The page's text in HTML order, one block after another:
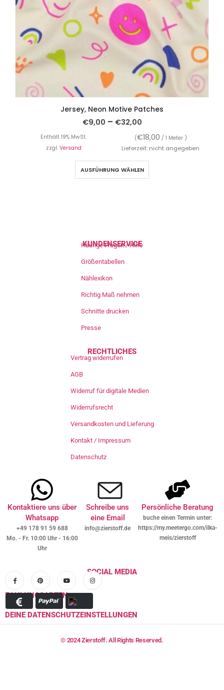
Jersey, Neon Motive Patches
€9,00 – €32,00
Enthält 19% MwSt. (€18,00 / 1 Meter )
zzgl. Versand Lieferzeit: nicht angegeben
AUSFÜHRUNG WÄHLEN
KUNDENSERVICE
Häufige Fragen / Hilfe
Größentabellen
Nählexikon
Richtig Maß nehmen
Schnitte drucken
Presse
RECHTLICHES
Vertrag widerrufen
AGB
Widerruf für digitale Medien
Widerrufsrecht
Versandkosten und Lieferung
Kontakt / Impressum
Datenschutz
Kontaktiere uns über
Whatsapp
+49 178 91 59 688
Mo. - Fr. 10:00 Uhr - 16:00
Uhr
Schreibe uns
eine Email
info@zierstoff.de
Persönliche Beratung
buche einen Termin unter:
https://my.meetergo.com/ilka-
meis/zierstoff
SOCIAL MEDIA
ZAHLUNGSARTEN
DEINE DATENSCHUTZEINSTELLUNGEN
© 2024 Zierstoff. All Rights Reserved.